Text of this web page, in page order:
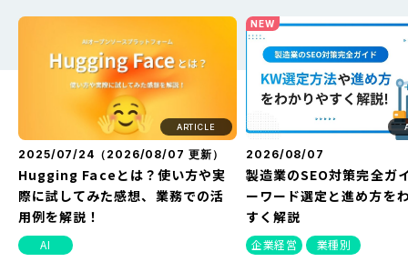
を解除する方法を解説！できない
原因や改善方法とは？
る？どうなる？見え方・
方・バレない方法を解説
ARTICLE
2025/07/24（ 2026/08/07 更新）
Hugging Faceとは？使い方や実
際に試してみた感想、業務での活
用例を解説！
AI
NEW
2026/08/07
製造業のSEO対策完全ガ
ーワード選定と進め方を
すく解説
企業経営 業種別